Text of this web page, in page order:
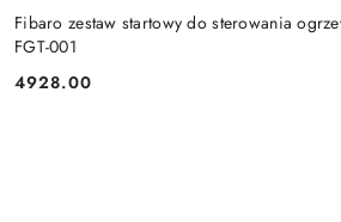
Fibaro zestaw startowy do sterowania
FGT-001
Cena:
4928.00